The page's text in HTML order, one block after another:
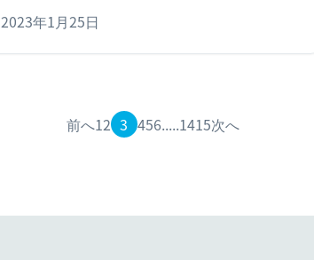
エンスを向上します。
アリングの生産性、効率、調整、計画、実行を
向上するのに役立ちます。
2023年1月25日
前へ12 3 456.....1415次へ